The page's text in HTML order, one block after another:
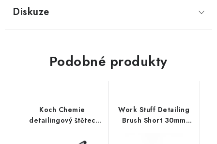
Diskuze
Podobné produkty
Koch Chemie
detailingový štětec
Work Stuff Detailing
Brush Short 30mm